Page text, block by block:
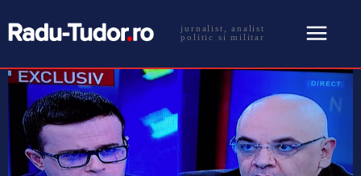
jurnalist, analist
politic si militar